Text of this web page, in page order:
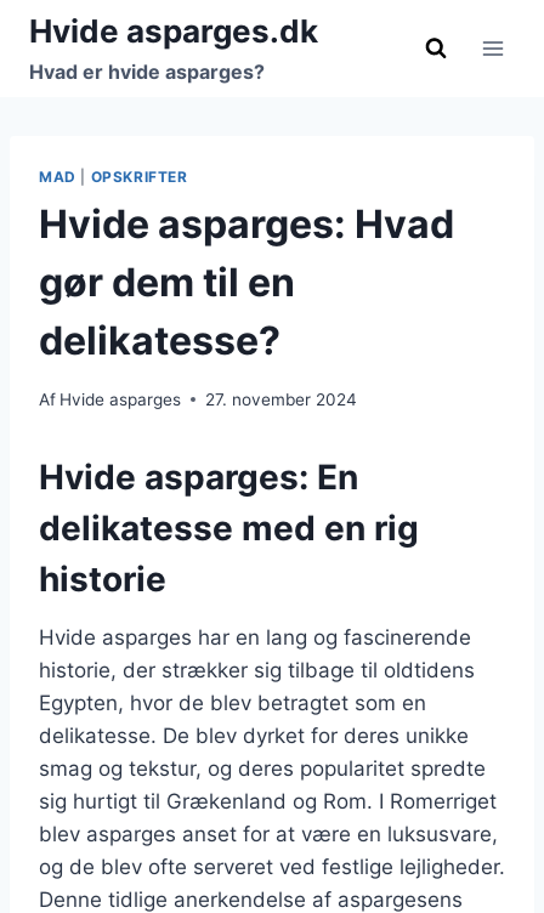
Fortsæt
indhold
Hvide asparges.dk
Hvad er hvide asparges?
MAD OPSKRIFTER
Hvide asparges: Hvad
gør dem til en
delikatesse?
Af Hvide asparges 27. november 2024
Hvide asparges: En
delikatesse med en rig
historie
Hvide asparges har en lang og fascinerende
historie, der strækker sig tilbage til oldtidens
Egypten, hvor de blev betragtet som en
delikatesse. De blev dyrket for deres unikke
smag og tekstur, og deres popularitet spredte
sig hurtigt til Grækenland og Rom. I Romerriget
blev asparges anset for at være en luksusvare,
og de blev ofte serveret ved festlige lejligheder.
Denne tidlige anerkendelse af aspargesens